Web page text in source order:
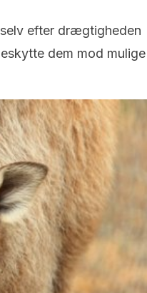
efter drægtigheden
dem mod mulige